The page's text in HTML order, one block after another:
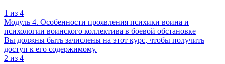
1 из 4
Модуль 4. Особенности проявления психики воина и
психологии воинского коллектива в боевой обстановке
Вы должны быть зачислены на этот курс, чтобы получить
доступ к его содержимому.
2 из 4